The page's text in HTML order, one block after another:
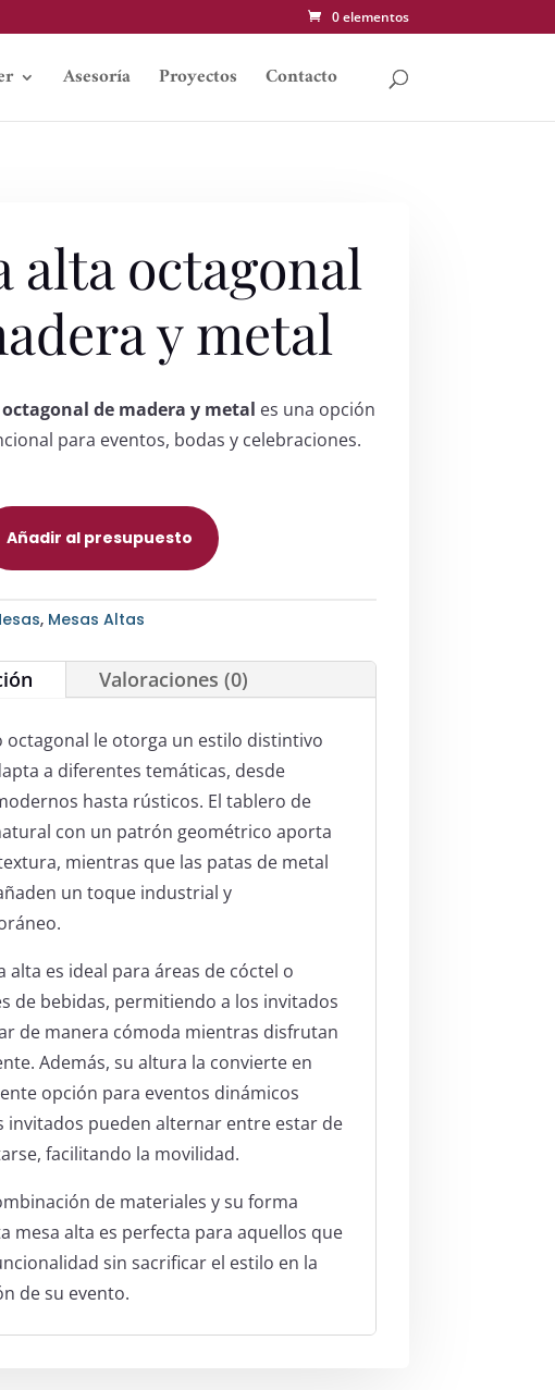
0 elementos
Asesoría Proyectos Contacto
alta octagonal
y metal
de madera y metal es una opción
para eventos, bodas y celebraciones.
Añadir al presupuesto
, Mesas Altas
Valoraciones (0)
octagonal le otorga un estilo distintivo
a diferentes temáticas, desde
hasta rústicos. El tablero de
con un patrón geométrico aporta
mientras que las patas de metal
un toque industrial y
alta es ideal para áreas de cóctel o
de bebidas, permitiendo a los invitados
de manera cómoda mientras disfrutan
Además, su altura la convierte en
opción para eventos dinámicos
invitados pueden alternar entre estar de
facilitando la movilidad.
de materiales y su forma
mesa alta es perfecta para aquellos que
sin sacrificar el estilo en la
de su evento.